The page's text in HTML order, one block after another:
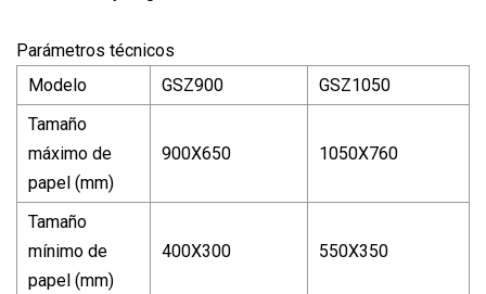
Parámetros técnicos
Modelo
GSZ900
GSZ1050
Tamaño
máximo de
papel (mm)
900X650 1050X760
Tamaño
mínimo de
papel (mm)
400X300 550X350